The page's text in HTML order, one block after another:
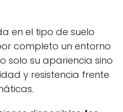
en el tipo de suelo
completo un entorno
solo su apariencia sino
y resistencia frente